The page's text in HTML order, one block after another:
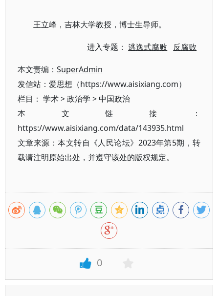
王立峰，吉林大学教授，博士生导师。
进入专题：逃逸式腐败 反腐败
本文责编： SuperAdmin
发信站：爱思想（https://www.aisixiang.com）
栏目： 学术>政治学 >中国政治
本文链接：
https://www.aisixiang.com/data/143935.html
文章来源：本文转自《人民论坛》2023年第5期，转
载请注明原始出处，并遵守该处的版权规定。
0